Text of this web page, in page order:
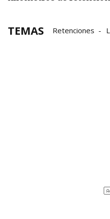
TEMAS Retenciones